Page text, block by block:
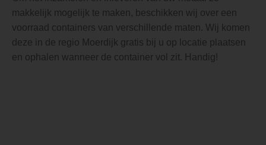
makkelijk mogelijk te maken, beschikken wij over een
voorraad containers van verschillende maten. Wij komen
deze in de regio Moerdijk gratis bij u op locatie plaatsen
en ophalen wanneer de container vol zit. Handig!